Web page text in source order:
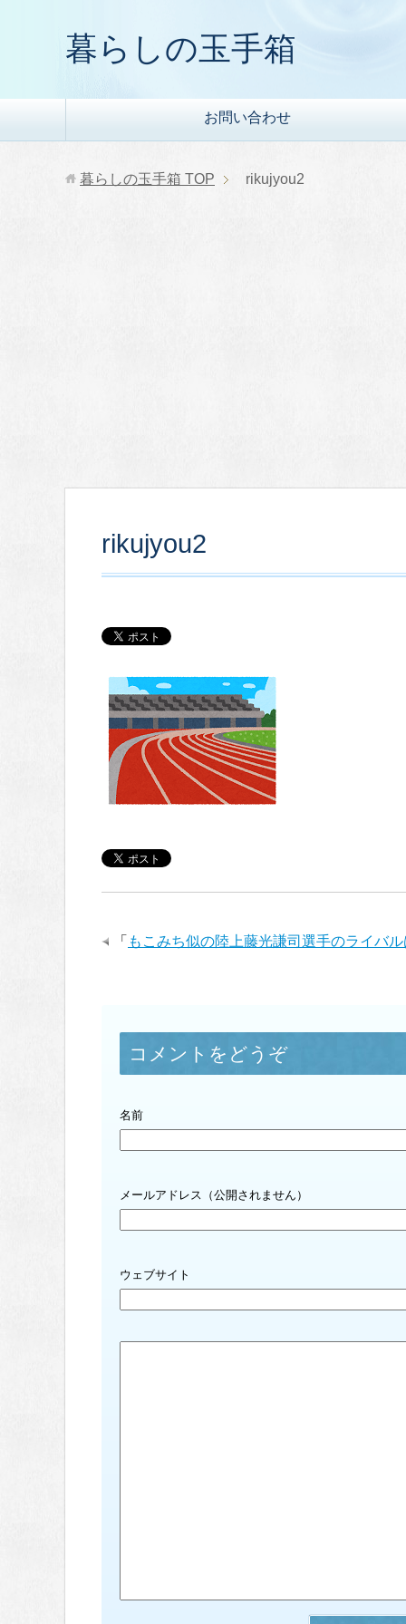
暮らしの玉手箱
お問い合わせ
暮らしの玉手箱 TOP rikujyou2
rikujyou2
「 もこみち似の陸上藤光謙司選手のライバ
コメントをどうぞ
名前
メールアドレス（公開されません）
ウェブサイト